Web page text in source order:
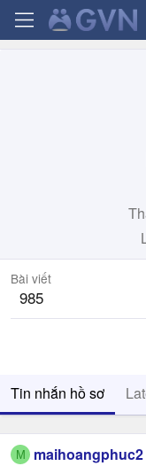
Bài viết
985
Tin nhắn hồ sơ
M maihoangphuc2